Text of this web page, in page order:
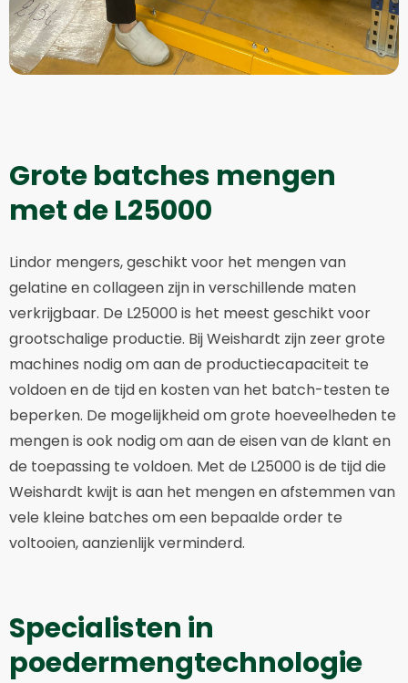
Grote batches mengen
met de L25000
Lindor mengers, geschikt voor het mengen van
gelatine en collageen zijn in verschillende maten
verkrijgbaar. De L25000 is het meest geschikt voor
grootschalige productie. Bij Weishardt zijn zeer grote
machines nodig om aan de productiecapaciteit te
voldoen en de tijd en kosten van het batch-testen te
beperken. De mogelijkheid om grote hoeveelheden te
mengen is ook nodig om aan de eisen van de klant en
de toepassing te voldoen. Met de L25000 is de tijd die
Weishardt kwijt is aan het mengen en afstemmen van
vele kleine batches om een bepaalde order te
voltooien, aanzienlijk verminderd.
Specialisten in
poedermengtechnologie